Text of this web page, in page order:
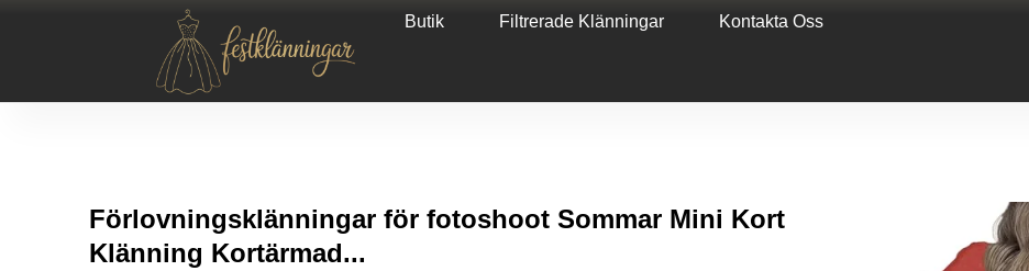
Butik Filtrerade Klänningar Kontakta Oss
Förlovningsklänningar för fotoshoot Sommar Mini Kort
Klänning Kortärmad...